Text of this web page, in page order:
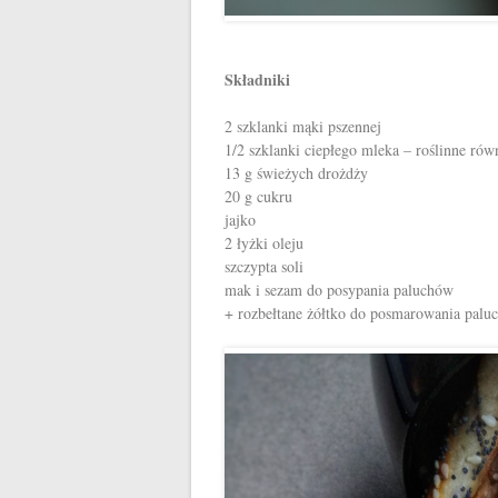
Składniki
2 szklanki mąki pszennej
1/2 szklanki ciepłego mleka – roślinne
13 g świeżych drożdży
20 g cukru
jajko
2 łyżki oleju
szczypta soli
mak i sezam do posypania paluchów
+ rozbełtane żółtko do posmarowania